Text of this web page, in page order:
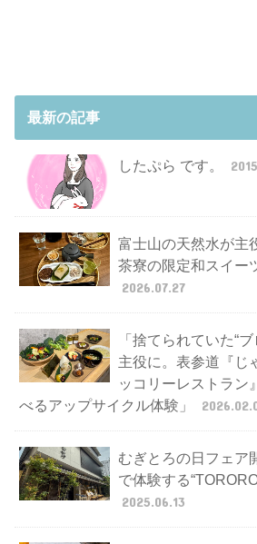
最新の記事
したぷら です。
富士山の天然水が主
茶寮の限定和スイー
2026.07.27
「捨てられていた“
主役に。表参道『じ
ッコリーレストラン
べるアップサイクル体験」
むぎとろの日フェア
で体験する
2025.06.13